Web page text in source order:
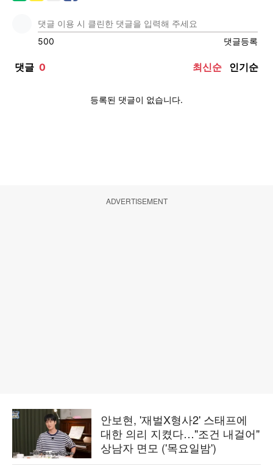
ADVERTISEMENT
안보현, '재벌X형사2' 스태프에
대한 의리 지켰다…"조건 내걸어"
상남자 면모 ('목요일밤')